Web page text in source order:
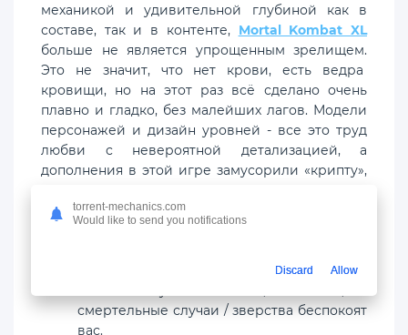
механикой и удивительной глубиной как в
составе, так и в контенте, Mortal Kombat XL
больше не является упрощенным зрелищем.
Это не значит, что нет крови, есть ведра
кровищи, но на этот раз всё сделано очень
плавно и гладко, без малейших лагов. Модели
персонажей и дизайн уровней - все это труд
любви с невероятной детализацией, а
дополнения в этой игре замусорили «крипту»,
наполненную страшными прыжками.
смертельные случаи / зверства беспокоят
вас.
torrent-mechanics.com
Would like to send you notifications
Discard Allow